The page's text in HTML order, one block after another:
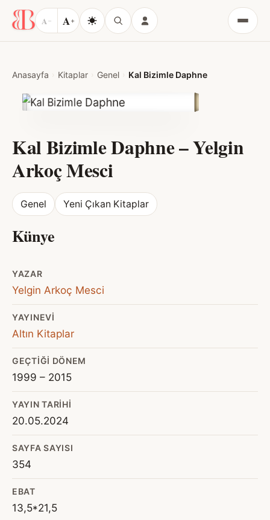
A − A+
Menü
Anasayfa Kitaplar Genel Kal Bizimle Daphne
Kal Bizimle Daphne–Yelgin
Arkoç Mesci
Genel Yeni Çıkan Kitaplar
Künye
YAZAR
Yelgin Arkoç Mesci
YAYINEVI
Altın Kitaplar
GEÇTIĞI DÖNEM
1999 – 2015
YAYIN TARIHI
20.05.2024
SAYFA SAYISI
354
EBAT
13,5*21,5